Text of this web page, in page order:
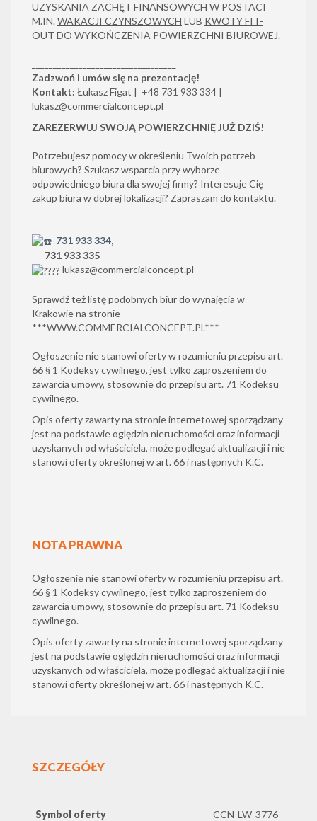
UZYSKANIA ZACHĘT FINANSOWYCH W POSTACI
M.IN. WAKACJI CZYNSZOWYCH LUB KWOTY FIT-
OUT DO WYKOŃCZENIA POWIERZCHNI BIUROWEJ.
Zadzwoń i umów się na prezentację!
Kontakt: Łukasz Figat | +48 731 933 334 |
lukasz@commercialconcept.pl
ZAREZERWUJ SWOJĄ POWIERZCHNIĘ JUŻ DZIŚ!
Potrzebujesz pomocy w określeniu Twoich potrzeb
biurowych? Szukasz wsparcia przy wyborze
odpowiedniego biura dla swojej firmy? Interesuje Cię
zakup biura w dobrej lokalizacji? Zapraszam do kontaktu.
731 933 334,
731 933 335
lukasz@commercialconcept.pl
Sprawdź też listę podobnych biur do wynajęcia w
Krakowie na stronie
***WWW.COMMERCIALCONCEPT.PL***
Ogłoszenie nie stanowi oferty w rozumieniu przepisu art.
66 § 1 Kodeksy cywilnego, jest tylko zaproszeniem do
zawarcia umowy, stosownie do przepisu art. 71 Kodeksu
cywilnego.
Opis oferty zawarty na stronie internetowej sporządzany
jest na podstawie oględzin nieruchomości oraz informacji
uzyskanych od właściciela, może podlegać aktualizacji i nie
stanowi oferty określonej w art. 66 i następnych K.C.
NOTA PRAWNA
Ogłoszenie nie stanowi oferty w rozumieniu przepisu art.
66 § 1 Kodeksy cywilnego, jest tylko zaproszeniem do
zawarcia umowy, stosownie do przepisu art. 71 Kodeksu
cywilnego.
Opis oferty zawarty na stronie internetowej sporządzany
jest na podstawie oględzin nieruchomości oraz informacji
uzyskanych od właściciela, może podlegać aktualizacji i nie
stanowi oferty określonej w art. 66 i następnych K.C.
SZCZEGÓŁY
Symbol oferty CCN-LW-3776